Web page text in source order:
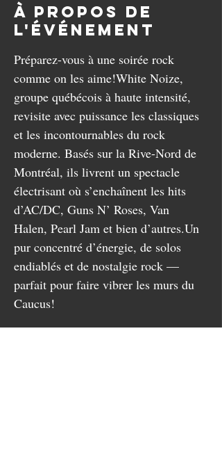
À propos de
l'événement
Préparez-vous à une soirée rock
comme on les aime!White Noize,
groupe québécois à haute intensité,
revisite avec puissance les classiques
et les incontournables du rock
moderne. Basés sur la Rive-Nord de
Montréal, ils livrent un spectacle
électrisant où s’enchaînent les hits
d’AC/DC, Guns N’ Roses, Van
Halen, Pearl Jam et bien d’autres.Un
pur concentré d’énergie, de solos
endiablés et de nostalgie rock —
parfait pour faire vibrer les murs du
Caucus!